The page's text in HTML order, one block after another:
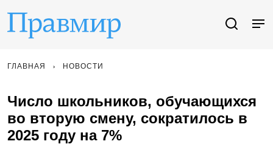
ГЛАВНАЯ НОВОСТИ
Число школьников, обучающихся
во вторую смену, сократилось в
2025 году на 7%